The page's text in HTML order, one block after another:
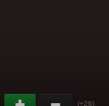
(+26)